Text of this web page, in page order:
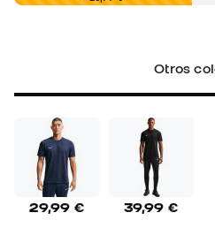
Otros
29,99 € 39,99 €